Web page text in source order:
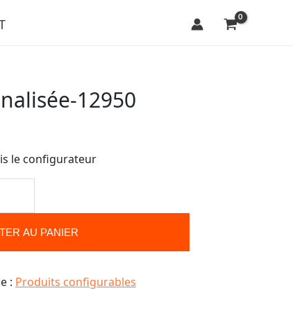
12950
le configurateur
AU PANIER
: Produits configurables